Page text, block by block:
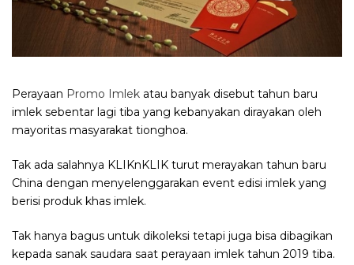
Perayaan Promo Imlek atau banyak disebut tahun baru
imlek sebentar lagi tiba yang kebanyakan dirayakan oleh
mayoritas masyarakat tionghoa.
Tak ada salahnya KLIKnKLIK turut merayakan tahun baru
China dengan menyelenggarakan event edisi imlek yang
berisi produk khas imlek.
Tak hanya bagus untuk dikoleksi tetapi juga bisa dibagikan
kepada sanak saudara saat perayaan imlek tahun 2019 tiba.